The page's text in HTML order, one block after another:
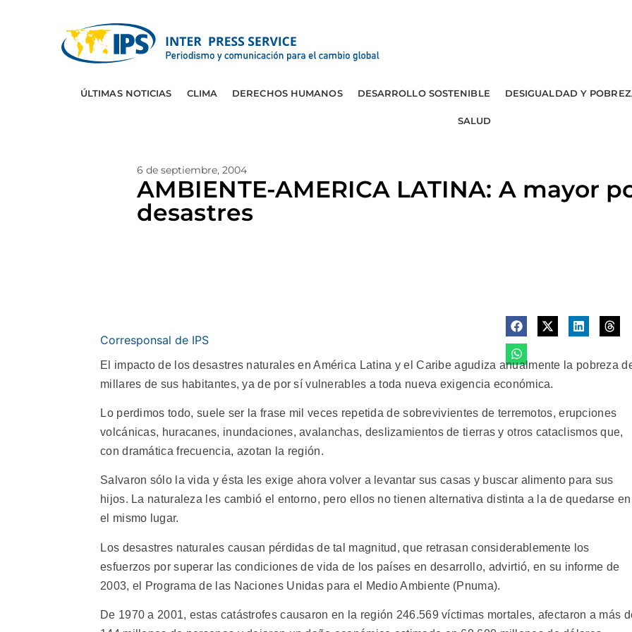
ÚLTIMAS NOTICIAS CLIMA DERECHOS HUMANOS DESARROLLO SOSTENIBLE DESIGUALDAD Y
SALUD
6 de septiembre, 2004
AMBIENTE-AMERICA LATINA: A mayor
desastres
Corresponsal de IPS
El impacto de los desastres naturales en América Latina y el Caribe agudiza anualmente la pobreza
millares de sus habitantes, ya de por sí vulnerables a toda nueva exigencia económica.
Lo perdimos todo, suele ser la frase mil veces repetida de sobrevivientes de terremotos, erupciones
volcánicas, huracanes, inundaciones, avalanchas, deslizamientos de tierras y otros cataclismos que,
con dramática frecuencia, azotan la región.
Salvaron sólo la vida y ésta les exige ahora volver a levantar sus casas y buscar alimento para sus
hijos. La naturaleza les cambió el entorno, pero ellos no tienen alternativa distinta a la de quedarse en
el mismo lugar.
Los desastres naturales causan pérdidas de tal magnitud, que retrasan considerablemente los
esfuerzos por superar las condiciones de vida de los países en desarrollo, advirtió, en su informe de
2003, el Programa de las Naciones Unidas para el Medio Ambiente (Pnuma).
De 1970 a 2001, estas catástrofes causaron en la región 246.569 víctimas mortales, afectaron a más